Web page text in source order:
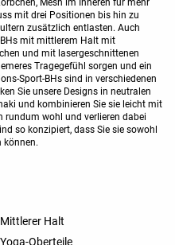
Mesh im Inneren für mehr
mit drei Positionen bis hin zu
zusätzlich entlasten. Auch
mit mittlerem Halt mit
und mit lasergeschnittenen
Tragegefühl sorgen und ein
Sport-BHs sind in verschiedenen
Sie unsere Designs in neutralen
und kombinieren Sie sie leicht mit
rundum wohl und verlieren dabei
so konzipiert, dass Sie sie sowohl
können.
Mittlerer Halt
Yoga-Oberteile